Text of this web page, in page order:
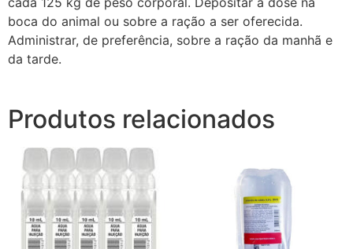
boca do animal ou sobre a ração a ser oferecida.
Administrar, de preferência, sobre a ração da manhã e
da tarde.
Produtos relacionados